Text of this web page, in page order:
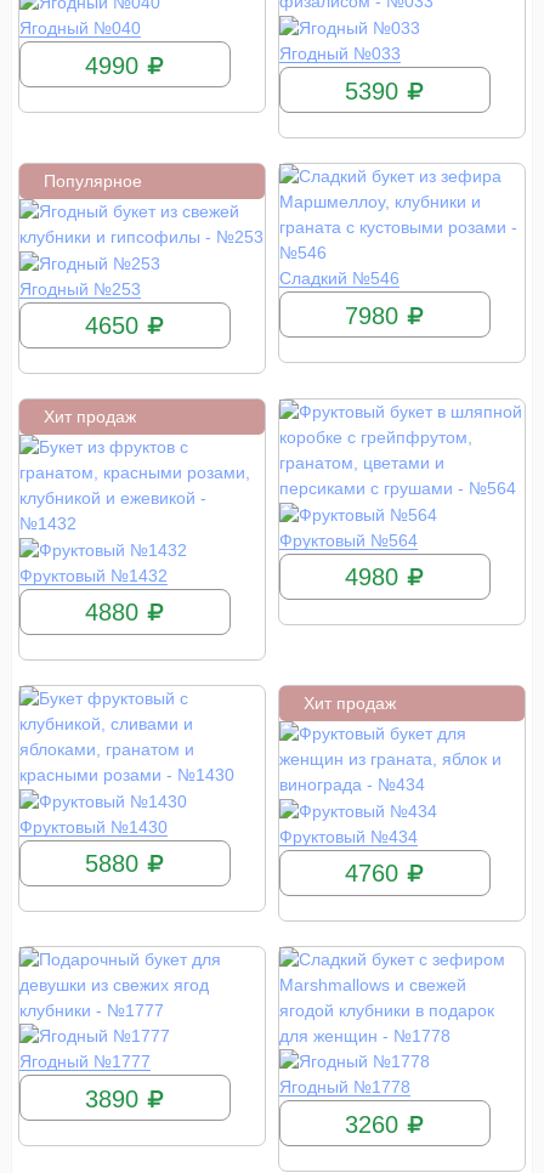
Ягодный №040
КУПИТЬ
4990
Ягодный №033
КУПИТЬ
5390
Популярное
Ягодный №253
КУПИТЬ
4650
Сладкий №546
КУПИТЬ
7980
Хит продаж
Фруктовый №1432
КУПИТЬ
4880
Фруктовый №564
КУПИТЬ
4980
Фруктовый №1430
КУПИТЬ
5880
Хит продаж
Фруктовый №434
КУПИТЬ
4760
Ягодный №1777
КУПИТЬ
3890
Ягодный №1778
КУПИТЬ
3260